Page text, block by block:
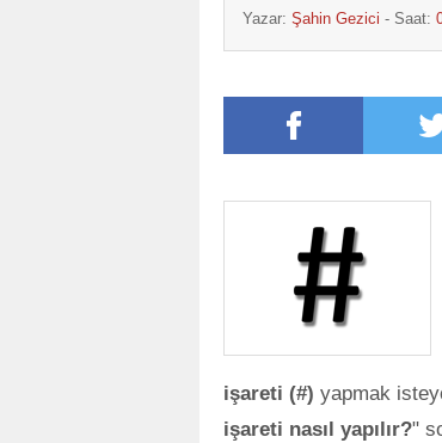
Yazar: Şahin Gezici - Saat:
işareti (#) yapmak
işareti nasıl yapılır?"